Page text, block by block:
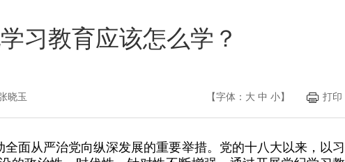
习教育应该怎么学？
晓玉 【字体： 大 中 小】 打印
面从严治党向纵深发展的重要举措。党的十八大以来，以习